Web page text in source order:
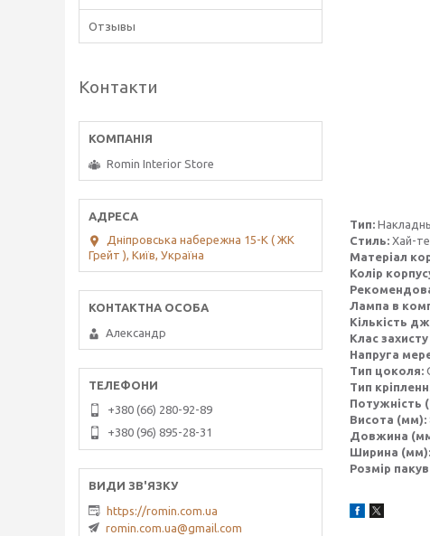
Тип:
Стиль: Хай-
Матеріал
Колір
Лампа в
Кількість
Клас захисту
Напруга
Тип цоколя:
Тип
Потужність
Висота (мм):
Довжина
Ширина (мм):
Розмір
Отзывы
Контакти
Romin Interior Store
Дніпровська набережна 15-К ( ЖК
Грейт ), Київ, Україна
Александр
+380 (66) 280-92-89
+380 (96) 895-28-31
https://romin.com.ua
romin.com.ua@gmail.com